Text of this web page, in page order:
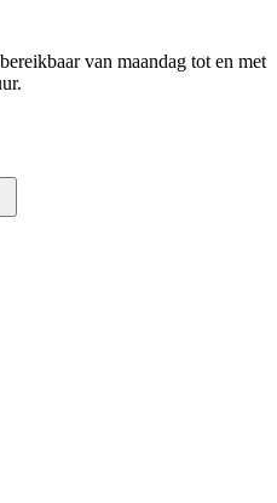
van maandag tot en met